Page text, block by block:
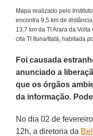
Mapa realizado pelo
encontra 9,5 km de
13,7 km da TI Arara da
cita TI Ituna/Itatá, habitada
Foi causada
anunciado a
que os órgãos
da informação.
No dia 02 de
12h, a diretoria da